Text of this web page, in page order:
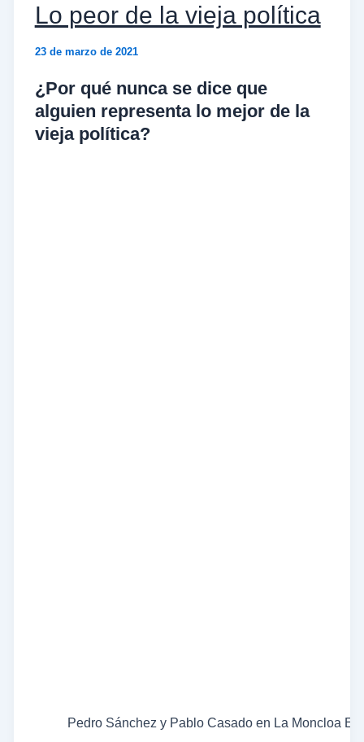
Lo peor de la vieja política
23 de marzo de 2021
¿Por qué nunca se dice que
alguien representa lo mejor de la
vieja política?
Pedro Sánchez y Pablo Casado en La Moncloa